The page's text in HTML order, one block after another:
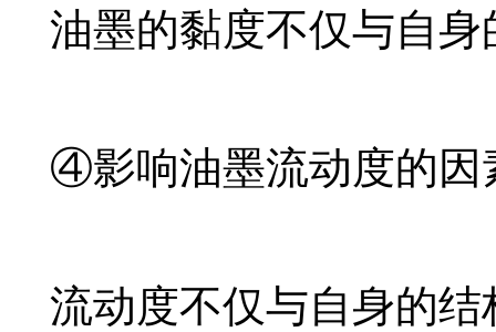
油墨的黏度不仅与自
④影响油墨流动度的因
流动度不仅与自身的